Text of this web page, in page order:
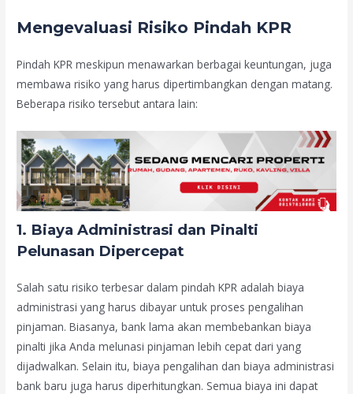
Mengevaluasi Risiko Pindah KPR
Pindah KPR meskipun menawarkan berbagai keuntungan, juga
membawa risiko yang harus dipertimbangkan dengan matang.
Beberapa risiko tersebut antara lain:
1. Biaya Administrasi dan Pinalti
Pelunasan Dipercepat
Salah satu risiko terbesar dalam pindah KPR adalah biaya
administrasi yang harus dibayar untuk proses pengalihan
pinjaman. Biasanya, bank lama akan membebankan biaya
pinalti jika Anda melunasi pinjaman lebih cepat dari yang
dijadwalkan. Selain itu, biaya pengalihan dan biaya administrasi
bank baru juga harus diperhitungkan. Semua biaya ini dapat